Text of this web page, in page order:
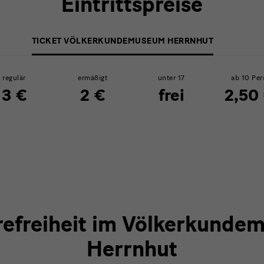
TICKET VÖLKERKUNDEMUSEUM HERRNHUT
regulär
3 €
ermäßigt
2 €
unter 17
frei
ab 10
2,50
im
Herrnhut